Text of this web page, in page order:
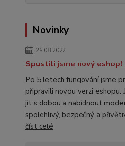
Novinky
29.08.2022
Spustili jsme nový eshop!
Po 5 letech fungování jsme
připravili novou verzi eshopu.
jít s dobou a nabídnout
spolehlivý, bezpečný a
číst celé